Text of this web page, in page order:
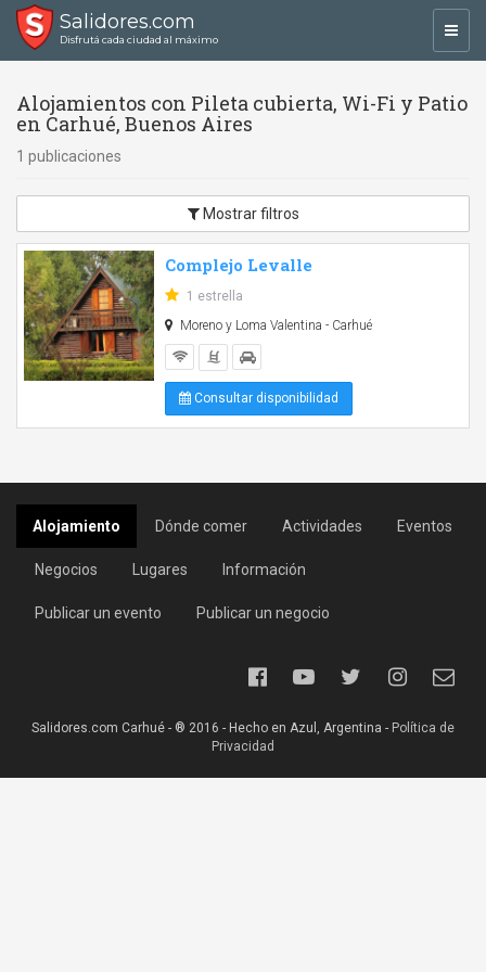
Salidores.com
Disfrutá cada ciudad al máximo
Alojamientos con Pileta cubierta, Wi-Fi y Patio
en Carhué, Buenos Aires
1 publicaciones
Mostrar filtros
Complejo Levalle
1 estrella
Moreno y Loma Valentina - Carhué
Consultar disponibilidad
Alojamiento Dónde comer Actividades Eventos
Negocios Lugares Información
Publicar un evento Publicar un negocio
Salidores.com Carhué - ® 2016 - Hecho en Azul, Argentina - Política de
Privacidad